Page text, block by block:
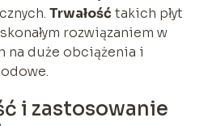
Trwałośćtakich płyt
rozwiązaniem w
na duże obciążenia i
i zastosowanie